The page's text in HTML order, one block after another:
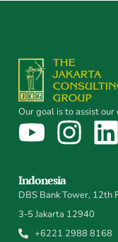
Our goal is to assist
Indonesia
DBS Bank Tower, 12th
3-5 Jakarta 12940
+6221 2988 8168